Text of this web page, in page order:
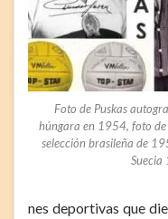
Foto de Puskas
húngara en 1954, foto
selección brasileña de
Suecia
nes deportivas que